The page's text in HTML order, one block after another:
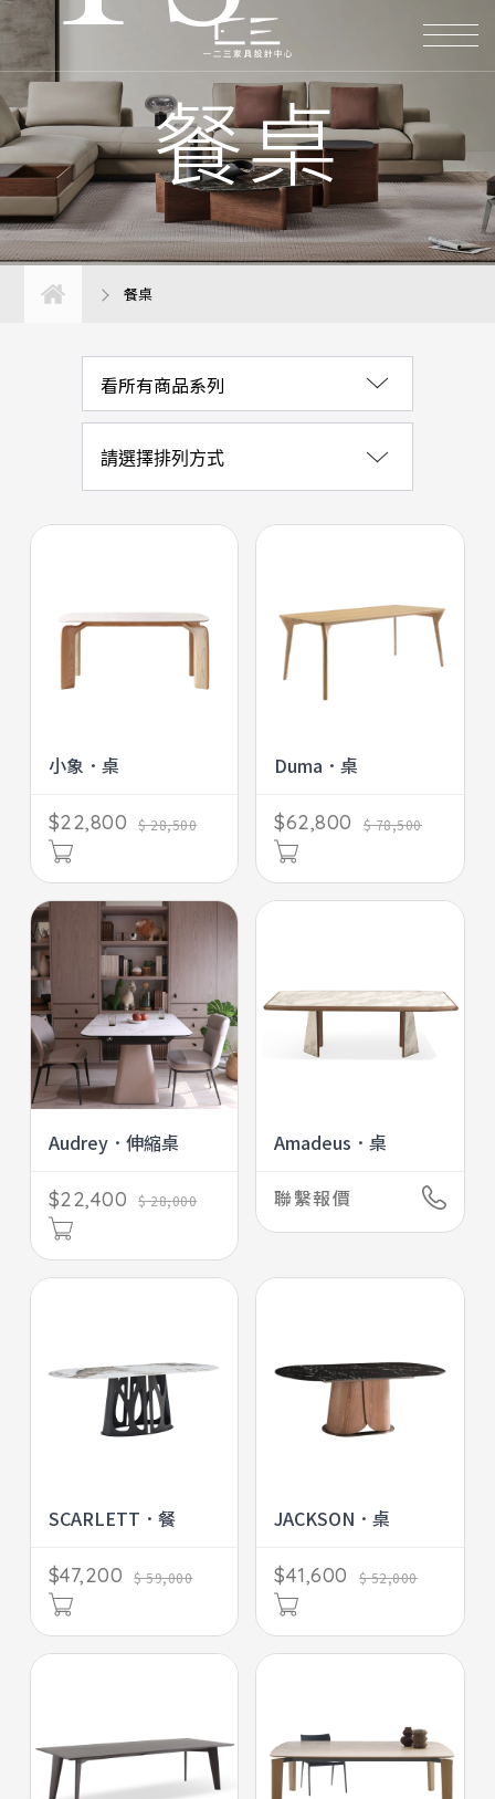
餐桌
餐桌
看所有商品系列
涼夏計畫｜優惠活動
沙發系列
椅子系列
桌子系列
餐桌
茶几
臥室系列
床墊系列
櫃子系列
飾品系列
玩伴系列
小象．桌
$22,800 $ 28,500
Duma．桌
$62,800 $ 78,500
Audrey．伸縮桌
$22,400 $ 28,000
Amadeus．桌
聯繫報價
SCARLETT．餐
$47,200 $ 59,000
JACKSON．桌
$41,600 $ 52,000